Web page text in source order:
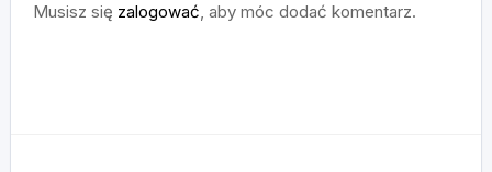
Musisz się zalogować, aby móc dodać komentarz.